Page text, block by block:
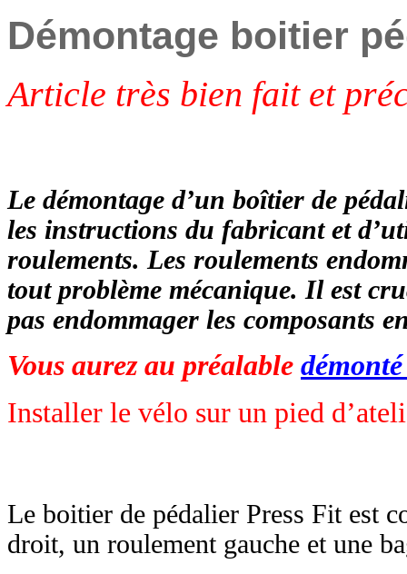
Démontage boitier
Article très bien fait et
Le démontage d’un boîtier de
les instructions du fabricant et
roulements. Les roulements
tout problème mécanique. Il est
pas endommager les composants
Vous aurez au préalable
Installer le vélo sur un pied
Le boitier de pédalier Press Fit est
droit, un roulement gauche et une